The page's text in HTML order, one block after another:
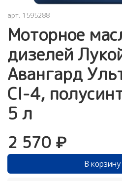
арт. 1595288
Моторное
дизелей
Авангард
CI-4,
5 л
2 570 ₽
В корзину